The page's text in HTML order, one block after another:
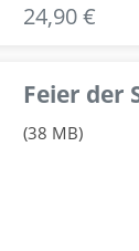
24,90 €
Feier der
(38 MB)